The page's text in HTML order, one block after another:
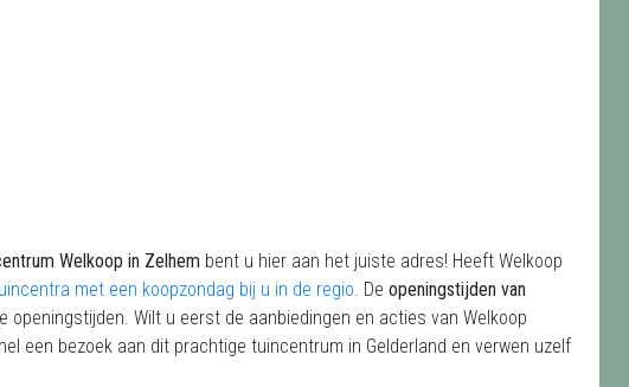
Welkoop in Zelhem bent u hier aan het juiste adres! Heeft Welkoop
met een koopzondag bij u in de regio. De openingstijden van
openingstijden. Wilt u eerst de aanbiedingen en acties van Welkoop
een bezoek aan dit prachtige tuincentrum in Gelderland en verwen uzelf